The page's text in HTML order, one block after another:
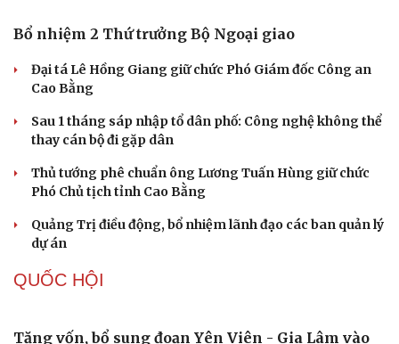
Kể chuyện cho bé
Hạt giống tâm hồn
Một việc nhiều gia đình bỏ quên có thể khiến điện mặt
Trung Quốc tăng tốc tự chủ chip tiên tiến với kế hoạch
Phú Thọ ký hợp tác với nhiều bộ, ngành trong thực hiện
Công nghệ chiến lược: Mục tiêu làm chủ ít nhất 10 công
PHÁP LUẬT